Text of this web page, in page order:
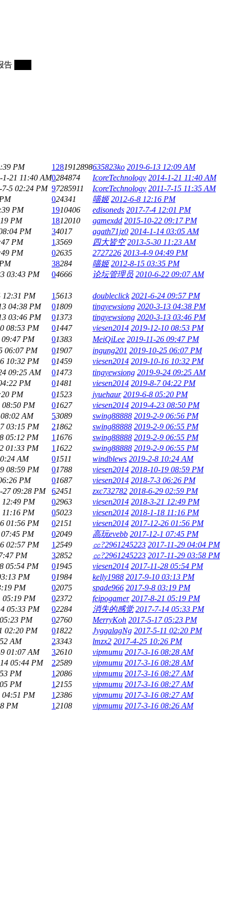
告 ███
PM 1281912898635823ko 2019-6-13 12:09 AM
1-21 11:40 AM0284874 IcoreTechnology 2014-1-21 11:40 AM
7-5 02:24 PM 97285911 IcoreTechnology 2011-7-15 11:35 AM
024341 喵姬 2012-6-8 12:16 PM
PM
1910406 edisoneds 2017-7-4 12:01 PM
PM
1812010 gamexdd 2015-10-22 09:17 PM
PM
34017 agath71jz0 2014-1-14 03:05 AM
PM
13569 四大皆空 2013-5-30 11:23 AM
PM
02635 2727226 2013-4-9 04:49 PM
38284 喵姬 2012-8-15 03:35 PM
03:43 PM
04666 论坛管理员 2010-6-22 09:07 AM
12:31 PM 15613 doubleclick 2021-6-24 09:57 PM
04:38 PM
01809 tingyewsiong 2020-3-13 04:38 PM
03:46 PM
01373 tingyewsiong 2020-3-13 03:46 PM
08:53 PM
01447 viesen2014 2019-12-10 08:53 PM
09:47 PM
01383 MeiQiLee 2019-11-26 09:47 PM
06:07 PM
01907 ingung201 2019-10-25 06:07 PM
10:32 PM
01459 viesen2014 2019-10-16 10:32 PM
09:25 AM
01473 tingyewsiong 2019-9-24 09:25 AM
PM
01481 viesen2014 2019-8-7 04:22 PM
PM
01523 jyuehaur 2019-6-8 05:20 PM
08:50 PM
01627 viesen2014 2019-4-23 08:50 PM
AM
53089 swing88888 2019-2-9 06:56 PM
03:15 PM
21862 swing88888 2019-2-9 06:55 PM
05:12 PM
1 1676 swing88888 2019-2-9 06:55 PM
01:33 PM
1 1622 swing88888 2019-2-9 06:55 PM
AM
01511 windblews 2019-2-8 10:24 AM
08:59 PM
01788 viesen2014 2018-10-19 08:59 PM
PM
01687 viesen2014 2018-7-3 06:26 PM
27 09:28 PM
62451 zxc732782 2018-6-29 02:59 PM
12:49 PM
02963 viesen2014 2018-3-21 12:49 PM
11:16 PM
05023 viesen2014 2018-1-18 11:16 PM
01:56 PM
02151 viesen2014 2017-12-26 01:56 PM
PM
02049 高玩evebb 2017-12-1 07:45 PM
02:57 PM
12549 ㏄?2961245223 2017-11-29 04:04 PM
PM
32852 ㏄?2961245223 2017-11-29 03:58 PM
05:54 PM
01945 viesen2014 2017-11-28 05:54 PM
PM
01984 kelly1988 2017-9-10 03:13 PM
PM
02075 spade966 2017-9-8 03:19 PM
05:19 PM
02372 feipogamer 2017-8-21 05:19 PM
05:33 PM
02284 消失的感觉 2017-7-14 05:33 PM
PM
02760 MerryKoh 2017-5-17 05:23 PM
02:20 PM
01822 JyggalagNg 2017-5-11 02:20 PM
AM
23343 lmzx2 2017-4-25 10:26 PM
01:07 AM
32610 vipmumu 2017-3-16 08:28 AM
05:44 PM
22589 vipmumu 2017-3-16 08:28 AM
PM
12086 vipmumu 2017-3-16 08:27 AM
PM
12155 vipmumu 2017-3-16 08:27 AM
04:51 PM
12386 vipmumu 2017-3-16 08:27 AM
PM
12108 vipmumu 2017-3-16 08:26 AM